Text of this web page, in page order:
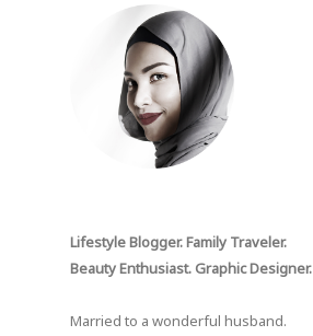
Lifestyle Blogger. Family Traveler.
Beauty Enthusiast. Graphic Designer.
Married to a wonderful husband.